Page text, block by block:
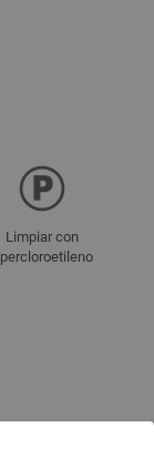
Limpiar con
percloroetileno